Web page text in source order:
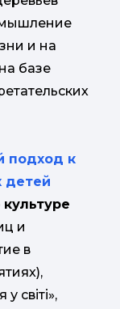
мышление
и на
базе
подход к
детей
и
в
світі»,